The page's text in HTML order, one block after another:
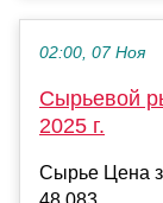
02:00, 07 Ноя
Сырьевой
2025 г.
Сырье Цена